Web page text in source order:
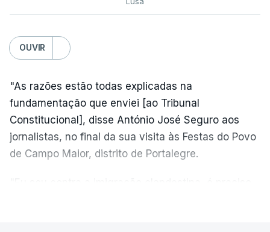
OUVIR
"As razões estão todas explicadas na
fundamentação que enviei [ao Tribunal
Constitucional], disse António José Seguro aos
jornalistas, no final da sua visita às Festas do Povo
de Campo Maior, distrito de Portalegre.